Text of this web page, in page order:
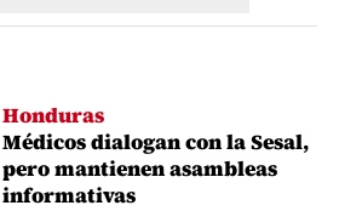
Honduras
Médicos dialogan con la Sesal,
pero mantienen asambleas
informativas